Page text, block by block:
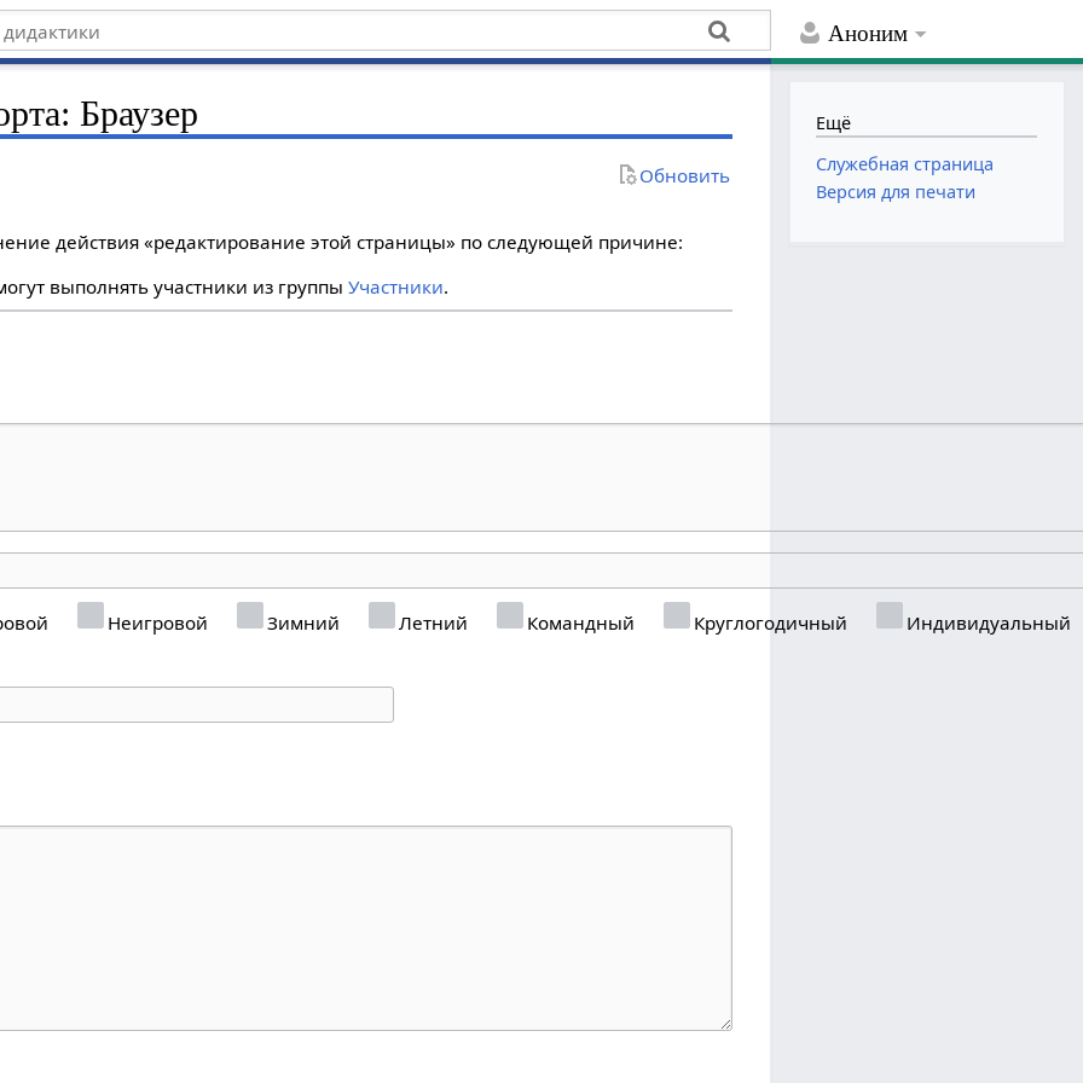
Аноним
Браузер
Обновить
действия «редактирование этой страницы» по следующей причине:
выполнять участники из группыУчастники.
Неигровой Зимний Летний Командный Круглогодичный Индивидуальный
Ещё
Служебная страница
Версия для печати